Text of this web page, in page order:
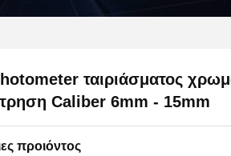
ταιριάσματος
Caliber 6mm - 15mm
προιόντος